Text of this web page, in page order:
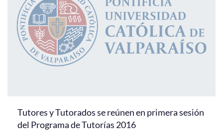
Tutores y Tutorados se reúnen en primera sesión
del Programa de Tutorías 2016